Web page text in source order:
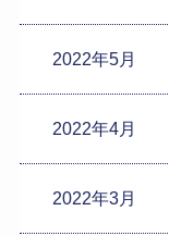
2022年5月
2022年4月
2022年3月